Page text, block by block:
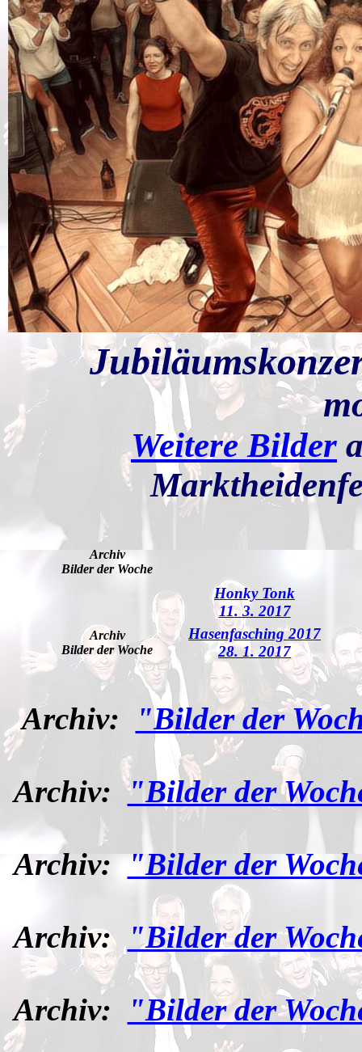
Weitere Bilder
Archiv
Bilder der Woche
Honky Tonk
11. 3. 2017
Archiv
Bilder der Woche
Hasenfasching 2017
28. 1. 2017
Archiv: "Bilder der
Archiv:"Bilder der
Archiv:"Bilder der
Archiv: "Bilder der
Archiv: "Bilder der